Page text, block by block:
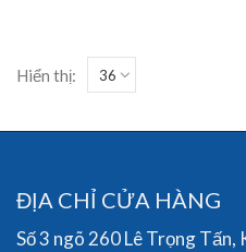
Hiển thị:
ĐỊA CHỈ CỬA HÀNG
Số 3 ngõ 260 Lê Trọng